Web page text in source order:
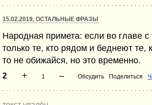
15.02.2019, ОСТАЛЬНЫЕ ФРАЗЫ
Народная примета: если во главе с
только те, кто рядом и беднеют те,
то не обижайся, но это временно.
2 + 1 – Обсудить Поделиться